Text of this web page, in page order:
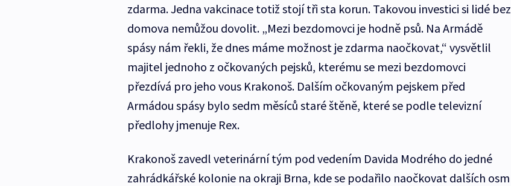
zdarma. Jedna vakcinace totiž stojí tři sta korun. Takovou investici si lidé bez
domova nemůžou dovolit. „Mezi bezdomovci je hodně psů. Na Armádě
spásy nám řekli, že dnes máme možnost je zdarma naočkovat,“ vysvětlil
majitel jednoho z očkovaných pejsků, kterému se mezi bezdomovci
přezdívá pro jeho vous Krakonoš. Dalším očkovaným pejskem před
Armádou spásy bylo sedm měsíců staré štěně, které se podle televizní
předlohy jmenuje Rex.
Krakonoš zavedl veterinární tým pod vedením Davida Modrého do jedné
zahrádkářské kolonie na okraji Brna, kde se podařilo naočkovat dalších osm